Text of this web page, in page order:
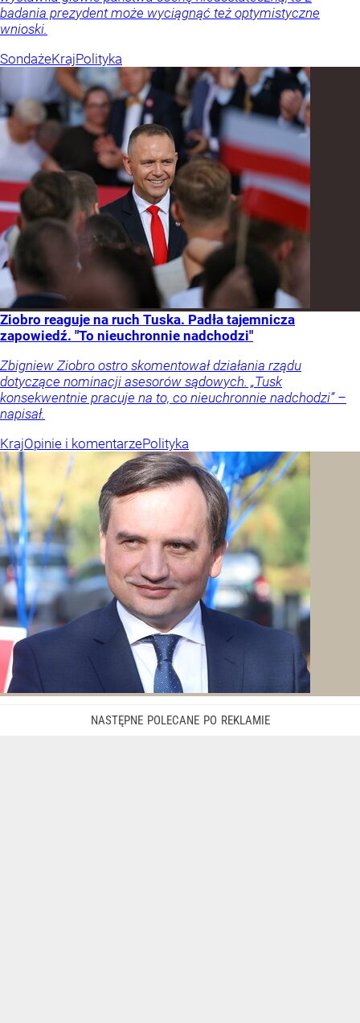
badania prezydent może wyciągnąć też optymistyczne
wnioski.
SondażeKrajPolityka
Ziobro reaguje na ruch Tuska. Padła tajemnicza
zapowiedź. "To nieuchronnie nadchodzi"
Zbigniew Ziobro ostro skomentował działania rządu
dotyczące nominacji asesorów sądowych. „Tusk
konsekwentnie pracuje na to, co nieuchronnie nadchodzi” –
napisał.
KrajOpinie i komentarzePolityka